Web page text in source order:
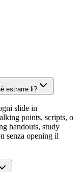
estrarre li?
slide in
points, scripts, o
handouts, study
senza opening il